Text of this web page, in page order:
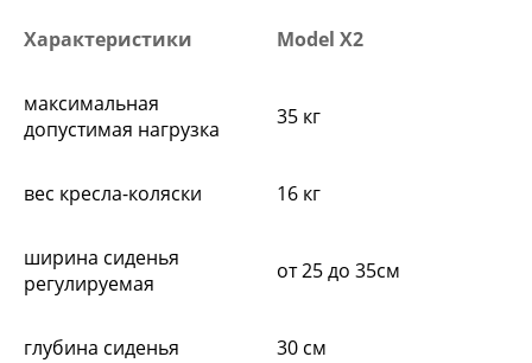
Характеристики Model X2
максимальная
допустимая нагрузка
35 кг
вес кресла-коляски 16 кг
ширина сиденья
регулируемая
от 25 до 35см
глубина сиденья 30 см